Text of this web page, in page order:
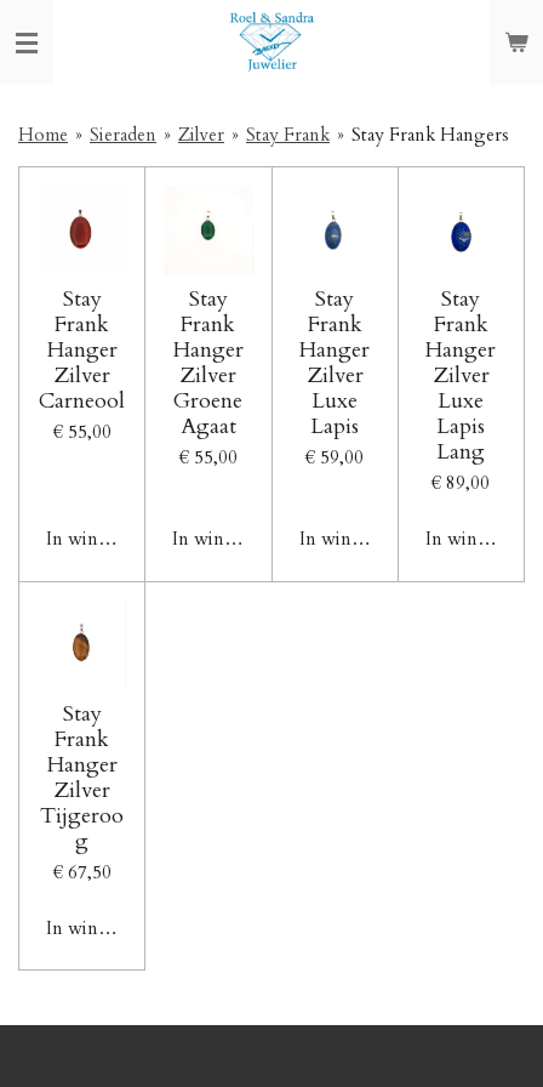
direct
hoofdinhoud
Home » Sieraden » Zilver » Stay Frank » Stay Frank Hangers
Stay
Frank
Hanger
Zilver
Carneool
€ 55,00
In winkelwagen
Stay
Frank
Hanger
Zilver
Groene
Agaat
€ 55,00
In winkelwagen
Stay
Frank
Hanger
Zilver
Luxe
Lapis
€ 59,00
In winkelwagen
Stay
Frank
Hanger
Zilver
Luxe
Lapis
Lang
€ 89,00
In
Stay
Frank
Hanger
Zilver
Tijgeroo
g
€ 67,50
In winkelwagen